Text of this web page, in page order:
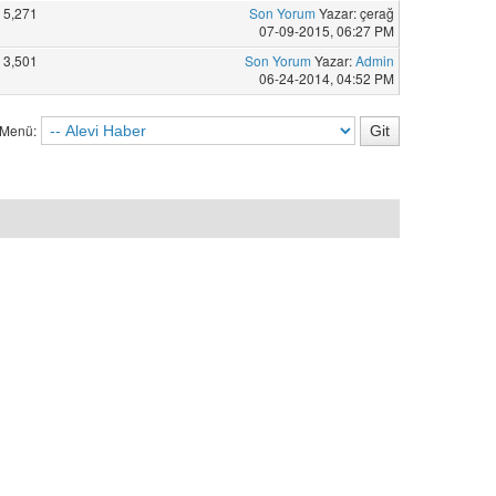
5,271 Son Yorum Yazar: çerağ
07-09-2015, 06:27 PM
3,501 Son Yorum Yazar:Admin
06-24-2014, 04:52 PM
Menü: